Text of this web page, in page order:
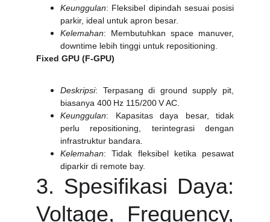
Keunggulan: Fleksibel dipindah sesuai posisi
parkir, ideal untuk apron besar.
Kelemahan: Membutuhkan space manuver,
downtime lebih tinggi untuk repositioning.
Fixed GPU (F‑GPU)
Deskripsi: Terpasang di ground supply pit,
biasanya 400 Hz 115/200 V AC.
Keunggulan: Kapasitas daya besar, tidak
perlu repositioning, terintegrasi dengan
infrastruktur bandara.
Kelemahan: Tidak fleksibel ketika pesawat
diparkir di remote bay.
3. Spesifikasi Daya:
Voltage, Frequency,